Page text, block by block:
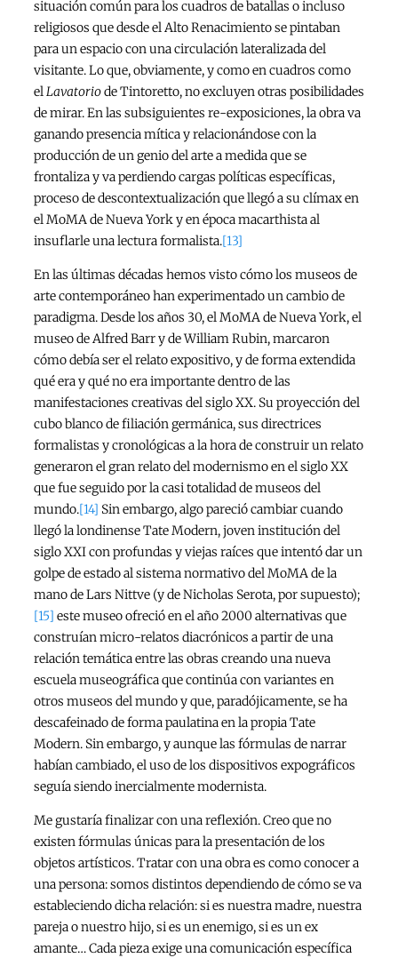
situación común para los cuadros de batallas o incluso
religiosos que desde el Alto Renacimiento se pintaban
para un espacio con una circulación lateralizada del
visitante. Lo que, obviamente, y como en cuadros como
elLavatoriode Tintoretto, no excluyen otras posibilidades
de mirar. En las subsiguientes re-exposiciones, la obra va
ganando presencia mítica y relacionándose con la
producción de un genio del arte a medida que se
frontaliza y va perdiendo cargas políticas específicas,
proceso de descontextualización que llegó a su clímax en
el MoMA de Nueva York y en época macarthista al
insuflarle una lectura formalista.[13]
En las últimas décadas hemos visto cómo los museos de
arte contemporáneo han experimentado un cambio de
paradigma. Desde los años 30, el MoMA de Nueva York, el
museo de Alfred Barr y de William Rubin, marcaron
cómo debía ser el relato expositivo, y de forma extendida
qué era y qué no era importante dentro de las
manifestaciones creativas del siglo XX. Su proyección del
cubo blanco de filiación germánica, sus directrices
formalistas y cronológicas a la hora de construir un relato
generaron el gran relato del modernismo en el siglo XX
que fue seguido por la casi totalidad de museos del
mundo.[14] Sin embargo, algo pareció cambiar cuando
llegó la londinense Tate Modern, joven institución del
siglo XXI con profundas y viejas raíces que intentó dar un
golpe de estado al sistema normativo del MoMA de la
mano de Lars Nittve (y de Nicholas Serota, por supuesto);
[15] este museo ofreció en el año 2000 alternativas que
construían micro-relatos diacrónicos a partir de una
relación temática entre las obras creando una nueva
escuela museográfica que continúa con variantes en
otros museos del mundo y que, paradójicamente, se ha
descafeinado de forma paulatina en la propia Tate
Modern. Sin embargo, y aunque las fórmulas de narrar
habían cambiado, el uso de los dispositivos expográficos
seguía siendo inercialmente modernista.
Me gustaría finalizar con una reflexión. Creo que no
existen fórmulas únicas para la presentación de los
objetos artísticos. Tratar con una obra es como conocer a
una persona: somos distintos dependiendo de cómo se va
estableciendo dicha relación: si es nuestra madre, nuestra
pareja o nuestro hijo, si es un enemigo, si es un ex
amante… Cada pieza exige una comunicación específica